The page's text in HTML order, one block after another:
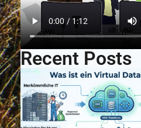
Recent Posts